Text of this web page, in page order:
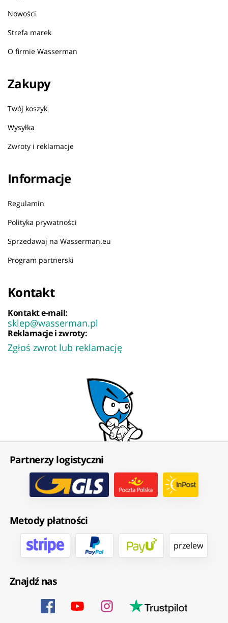
Nowości
Strefa marek
O firmie Wasserman
Zakupy
Twój koszyk
Wysyłka
Zwroty i reklamacje
Informacje
Regulamin
Polityka prywatności
Sprzedawaj na Wasserman.eu
Program partnerski
Kontakt
Kontakt e-mail:
sklep@wasserman.pl
Reklamacje i zwroty:
Zgłoś zwrot lub reklamację
Partnerzy logistyczni
Metody płatności
przelew
Znajdź nas